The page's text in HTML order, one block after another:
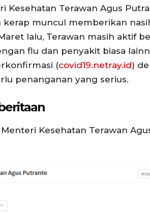
Terawan Agus
kerap muncul memberikan
lalu, Terawan masih aktif
flu dan penyakit biasa
(covid19.netray.id)
penanganan yang serius.
Kesehatan Terawan